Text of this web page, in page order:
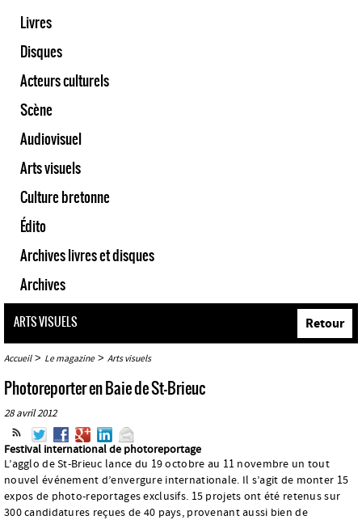
Livres
Disques
Acteurs culturels
Scène
Audiovisuel
Arts visuels
Culture bretonne
Édito
Archives livres et disques
Archives
ARTS VISUELS
Accueil> Le magazine> Arts visuels
Retour
Photoreporter en Baie de St-Brieuc
28 avril 2012
Festival international de photoreportage
L’agglo de St-Brieuc lance du 19 octobre au 11 novembre un tout
nouvel événement d’envergure internationale. Il s’agit de monter 15
expos de photo-reportages exclusifs. 15 projets ont été retenus sur
300 candidatures reçues de 40 pays, provenant aussi bien de